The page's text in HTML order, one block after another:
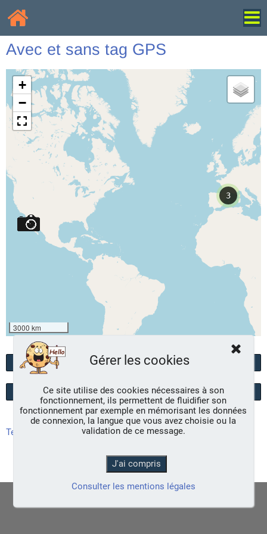
Avec et sans tag GPS
3
+
−
3000 km
Page précédente
Afficher ou cacher la galerie
Test W3C
6.0.04|Plan du site
|Cookies|
Gérer les cookies
Ce site utilise des cookies nécessaires à son
fonctionnement, ils permettent de fluidifier son
fonctionnement par exemple en mémorisant les données
de connexion, la langue que vous avez choisie ou la
validation de ce message.
Consulter les mentions légales